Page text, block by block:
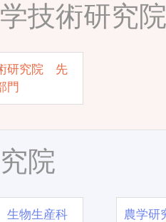
技術研究
研究院 先
門
院
物生産科
農学